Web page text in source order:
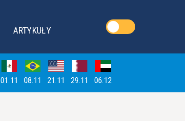
ARTYKUŁY
01.11 08.11 21.11 29.11 06.12